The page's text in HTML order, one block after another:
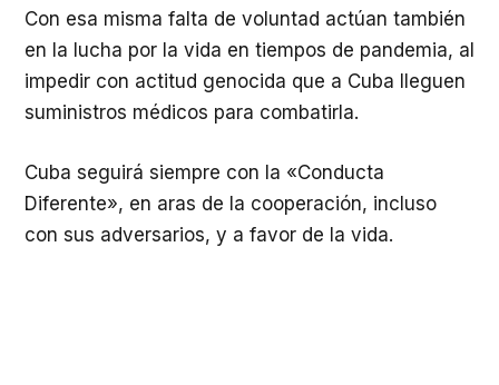
Con esa misma falta de voluntad actúan también
en la lucha por la vida en tiempos de pandemia, al
impedir con actitud genocida que a Cuba lleguen
suministros médicos para combatirla.
Cuba seguirá siempre con la «Conducta
Diferente», en aras de la cooperación, incluso
con sus adversarios, y a favor de la vida.